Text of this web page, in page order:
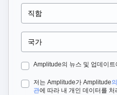
Web Experimentation
Feature Management
Activation
Data
Data Governance
Integrations
Security & Privacy
Monetization
Team
Product
Data
Engineering
Executive
Startups
Events
Customers
Support & Services
Customer Help Center
Academy & Training
Customer Success
Product Updates
Amplitude의 뉴스 및 업데이
저는 Amplitude가 Amplitude
관에 따라 내 개인 데이터를